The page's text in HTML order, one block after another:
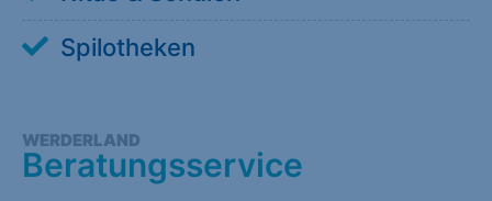
Spilotheken
WERDERLAND
Beratungsservice